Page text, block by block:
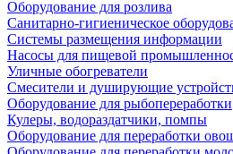
Оборудование для розлива
Санитарно-гигиеническое
Системы размещения информации
Насосы для пищевой
Уличные обогреватели
Смесители и душирующие
Оборудование для рыбопереработки
Кулеры, водораздатчики, помпы
Оборудование для переработки